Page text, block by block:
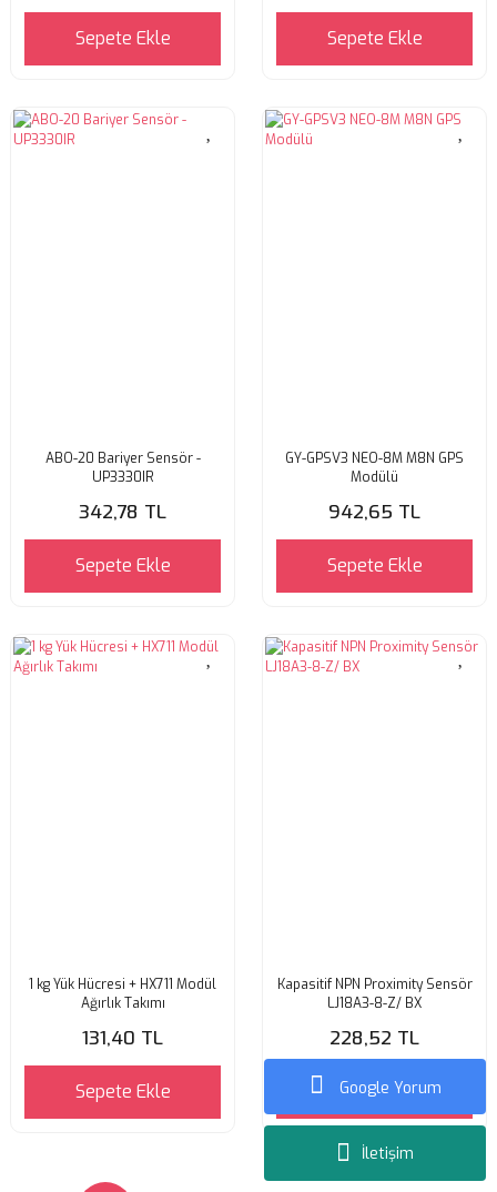
İletişim
Sepete Ekle Sepete Ekle
ABO-20 Bariyer Sensör -
UP3330IR
342,78 TL
Sepete Ekle
GY-GPSV3 NEO-8M M8N GPS
Modülü
942,65 TL
Sepete Ekle
1 kg Yük Hücresi + HX711 Modül
Ağırlık Takımı
131,40 TL
Sepete Ekle
Kapasitif NPN Proximity Sensör
LJ18A3-8-Z/ BX
228,52 TL
Sepete Ekle
Google Yorum